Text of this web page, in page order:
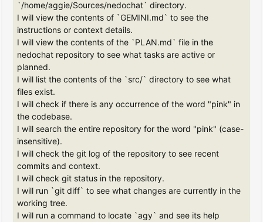
`/home/aggie/Sources/nedochat` directory.
I will view the contents of `GEMINI.md` to see the
instructions or context details.
I will view the contents of the `PLAN.md` file in the
nedochat repository to see what tasks are active or
planned.
I will list the contents of the `src/` directory to see what
files exist.
I will check if there is any occurrence of the word "pink" in
the codebase.
I will search the entire repository for the word "pink" (case-
insensitive).
I will check the git log of the repository to see recent
commits and context.
I will check git status in the repository.
I will run `git diff` to see what changes are currently in the
working tree.
I will run a command to locate `agy` and see its help